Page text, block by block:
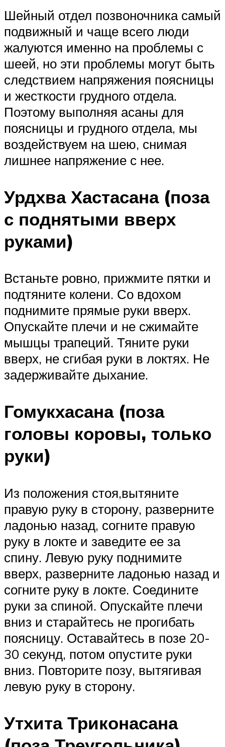
Шейный отдел позвоночника самый
подвижный и чаще всего люди
жалуются именно на проблемы с
шеей, но эти проблемы могут быть
следствием напряжения поясницы
и жесткости грудного отдела.
Поэтому выполняя асаны для
поясницы и грудного отдела, мы
воздействуем на шею, снимая
лишнее напряжение с нее.
Урдхва Хастасана (поза
с поднятыми вверх
руками)
Встаньте ровно, прижмите пятки и
подтяните колени. Со вдохом
поднимите прямые руки вверх.
Опускайте плечи и не сжимайте
мышцы трапеций. Тяните руки
вверх, не сгибая руки в локтях. Не
задерживайте дыхание.
Гомукхасана (поза
головы коровы, только
руки)
Из положения стоя,вытяните
правую руку в сторону, разверните
ладонью назад, согните правую
руку в локте и заведите ее за
спину. Левую руку поднимите
вверх, разверните ладонью назад и
согните руку в локте. Соедините
руки за спиной. Опускайте плечи
вниз и старайтесь не прогибать
поясницу. Оставайтесь в позе 20-
30 секунд, потом опустите руки
вниз. Повторите позу, вытягивая
левую руку в сторону.
Утхита Триконасана